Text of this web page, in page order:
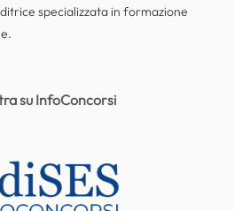
specializzata in formazione
su InfoConcorsi